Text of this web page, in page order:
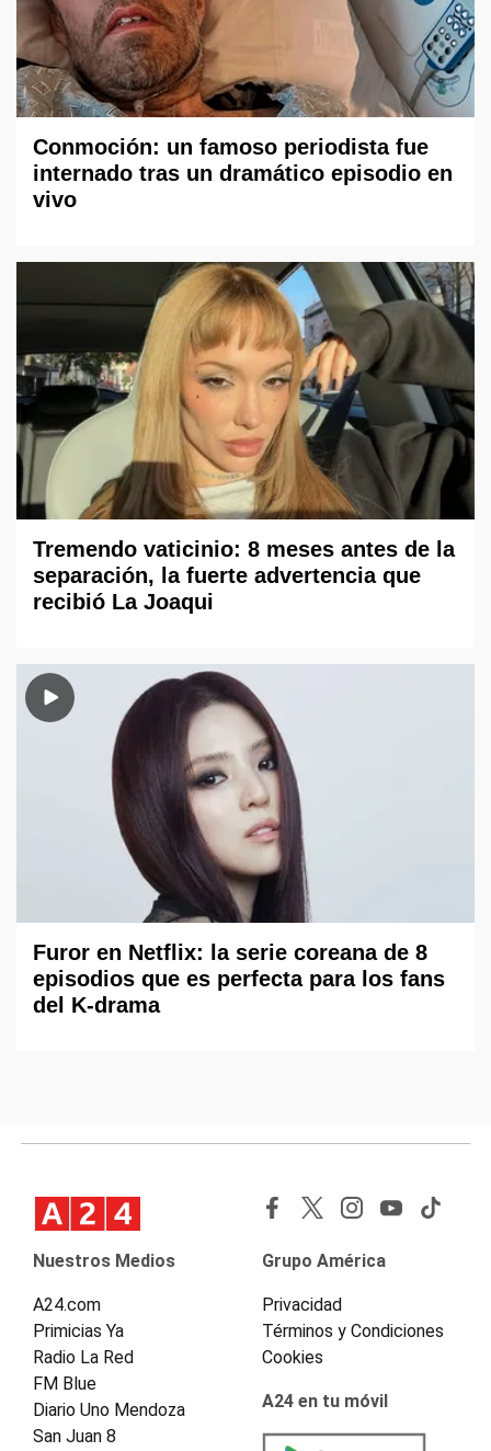
Conmoción: un famoso periodista fue
internado tras un dramático episodio en
vivo
Tremendo vaticinio: 8 meses antes de la
separación, la fuerte advertencia que
recibió La Joaqui
Furor en Netflix: la serie coreana de 8
episodios que es perfecta para los fans
del K-drama
Nuestros Medios
A24.com
Primicias Ya
Radio La Red
FM Blue
Diario Uno Mendoza
San Juan 8
Grupo América
Privacidad
Términos y Condiciones
Cookies
A24 en tu móvil